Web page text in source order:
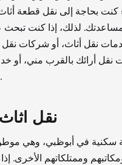
بحاجة إلى نقل قطعة
مساعدتك. لذلك، إذا كنت
نقل أثاث، أو شركات
نقل أرائك بالقرب مني، أو
السلام لنقل الأثاث هي الخيار الأفضل.
نقل
في أبوظبي، وهي
وممتلكاتهم